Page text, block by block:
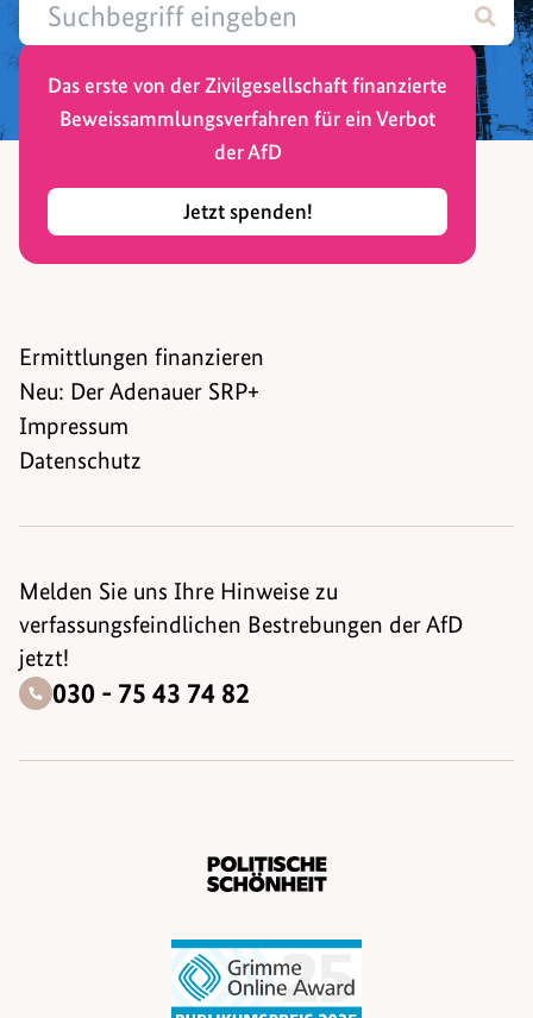
Das erste von der Zivilgesellschaft finanzierte
Beweissammlungsverfahren für ein Verbot
der AfD
Jetzt spenden!
Ermittlungen finanzieren
Neu: Der Adenauer SRP+
Impressum
Datenschutz
Melden Sie uns Ihre Hinweise zu
verfassungsfeindlichen Bestrebungen der AfD
jetzt!
030 - 75 43 74 82